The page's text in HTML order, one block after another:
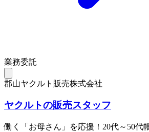
業務委託
郡山ヤクルト販売株式会社
ヤクルトの販売スタッフ
働く「お母さん」を応援！20代～50代